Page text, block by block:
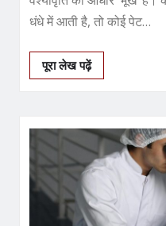
धंधे में आती है, तो कोई पेट…
पूरा लेख पढ़ें